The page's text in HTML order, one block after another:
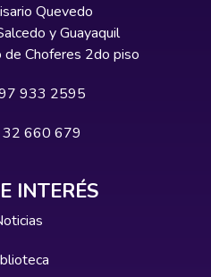
Quevedo
y Guayaquil
de Choferes 2do piso
933 2595
660 679
INTERÉS